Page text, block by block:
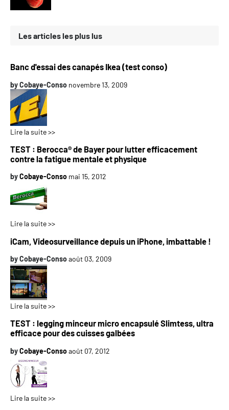
Les articles les plus lus
Banc d'essai des canapés Ikea (test conso)
byCobaye-Conso novembre 13, 2009
Lire la suite >>
TEST : Berocca® de Bayer pour lutter efficacement
contre la fatigue mentale et physique
byCobaye-Conso mai 15, 2012
Lire la suite >>
iCam, Videosurveillance depuis un iPhone, imbattable !
byCobaye-Consoaoût 03, 2009
Lire la suite >>
TEST : legging minceur micro encapsulé Slimtess, ultra
efficace pour des cuisses galbées
byCobaye-Consoaoût 07, 2012
Lire la suite >>